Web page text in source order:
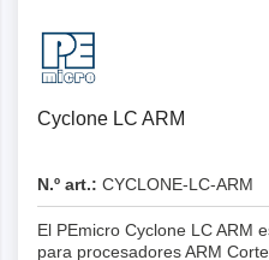
Cyclone LC ARM
N.º art.: CYCLONE-LC-ARM
El PEmicro Cyclone LC ARM
para procesadores ARM